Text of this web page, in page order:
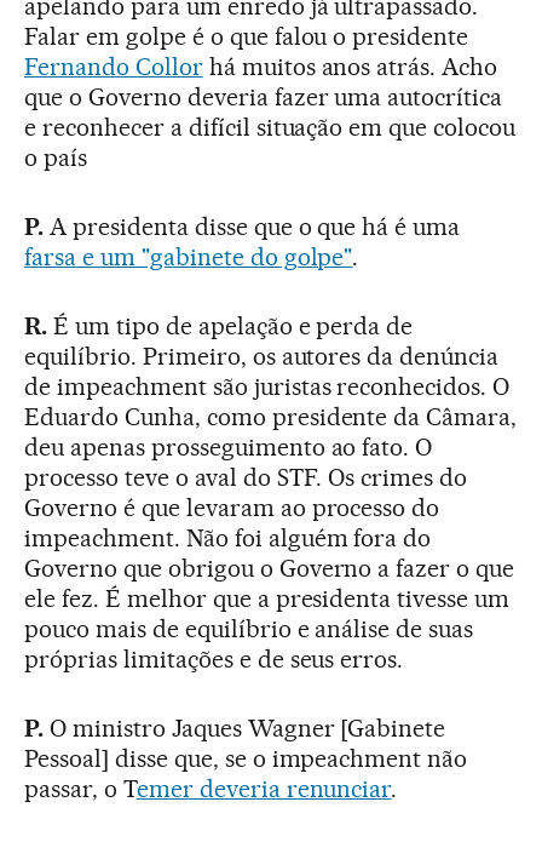
apelando para um enredo já ultrapassado.
Falar em golpe é o que falou o presidente
Fernando Collorhá muitos anos atrás. Acho
que o Governo deveria fazer uma autocrítica
e reconhecer a difícil situação em que colocou
o país
P. A presidenta disse que o que há é uma
farsa e um "gabinete do golpe".
R.É um tipo de apelação e perda de
equilíbrio. Primeiro, os autores da denúncia
de impeachment são juristas reconhecidos. O
Eduardo Cunha, como presidente da Câmara,
deu apenas prosseguimento ao fato. O
processo teve o aval do STF. Os crimes do
Governo é que levaram ao processo do
impeachment. Não foi alguém fora do
Governo que obrigou o Governo a fazer o que
ele fez. É melhor que a presidenta tivesse um
pouco mais de equilíbrio e análise de suas
próprias limitações e de seus erros.
P. O ministro Jaques Wagner [Gabinete
Pessoal] disse que, se o impeachment não
passar, o Temer deveria renunciar.